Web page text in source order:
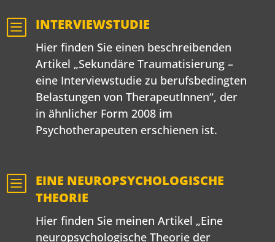
b INTERVIEWSTUDIE
Hier finden Sie einen beschreibenden
Artikel „Sekundäre Traumatisierung –
eine Interviewstudie zu berufsbedingten
Belastungen von TherapeutInnen“, der
in ähnlicher Form 2008 im
Psychotherapeuten erschienen ist.
b
EINE NEUROPSYCHOLOGISCHE
THEORIE
Hier finden Sie meinen Artikel „Eine
neuropsychologische Theorie der